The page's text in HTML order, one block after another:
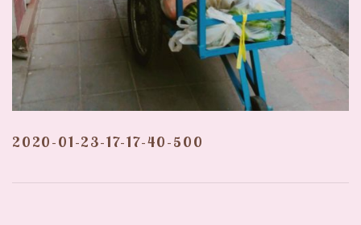
2020-01-23-17-17-40-500